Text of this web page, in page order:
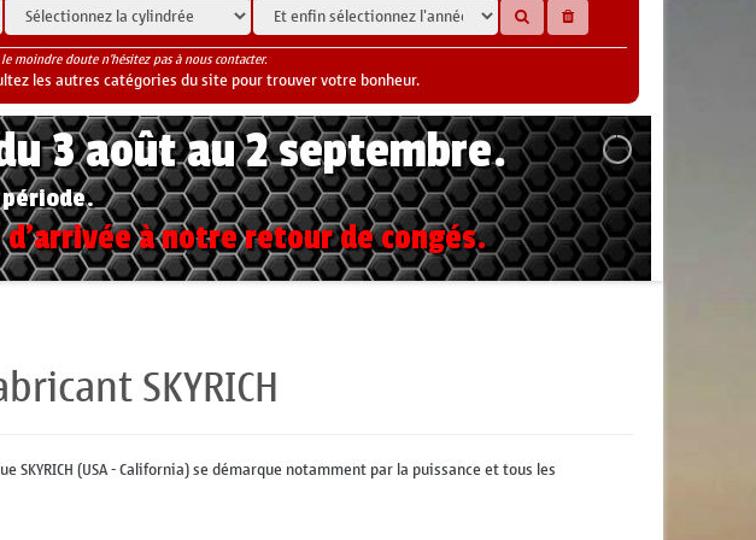
moindre doute n'hésitez pas à nous contacter.
les autres catégories du site pour trouver votre bonheur.
3 août au 2 septembre.
à notre retour de congés.
SKYRICH
(USA - California) se démarque notamment par la puissance et tous les